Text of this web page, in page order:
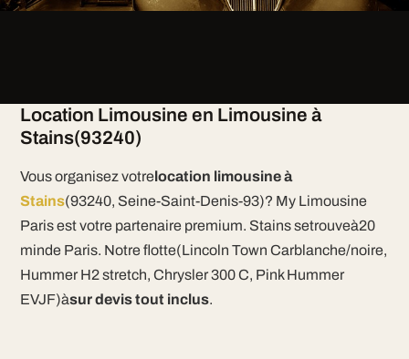
Location Limousine en Limousine à
Stains(93240)
Vous organisez votrelocation limousine à
Stains(93240, Seine-Saint-Denis-93)? My Limousine
Paris est votre partenaire premium. Stains setrouveà20
minde Paris. Notre flotte(Lincoln Town Carblanche/noire,
Hummer H2 stretch, Chrysler 300 C, Pink Hummer
EVJF)àsur devis tout inclus.